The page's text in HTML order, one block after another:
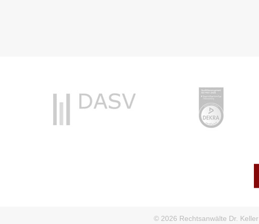
© 2026 Rechtsanwälte Dr. Keller